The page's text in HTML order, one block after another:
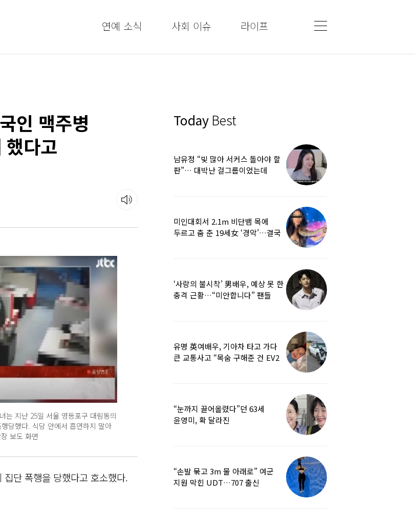
연예 소식 사회 이슈 라이프
인 맥주병
다고
는 지난 25일 서울 영등포구 대림동의
당했다. 식당 안에서 흡연하지 말아
보도 화면
단 폭행을 당했다고 호소했다.
Today Best
남유정 “빚 많아 서커스 돌아야 할
판”… 대박난 걸그룹이었는데
미인대회서 2.1m 비단뱀 목에
두르고 춤 춘 19세女 ‘경악’…결국
‘사랑의 불시착’ 男배우, 예상 못 한
충격 근황…“미안합니다” 팬들
유명 英여배우, 기아차 타고 가다
큰 교통사고 “목숨 구해준 건 EV2
“눈까지 끌어올렸다”던 63세
윤영미, 확 달라진
“손발 묶고 3m 물 아래로” 여군
지원 막힌 UDT…707 출신